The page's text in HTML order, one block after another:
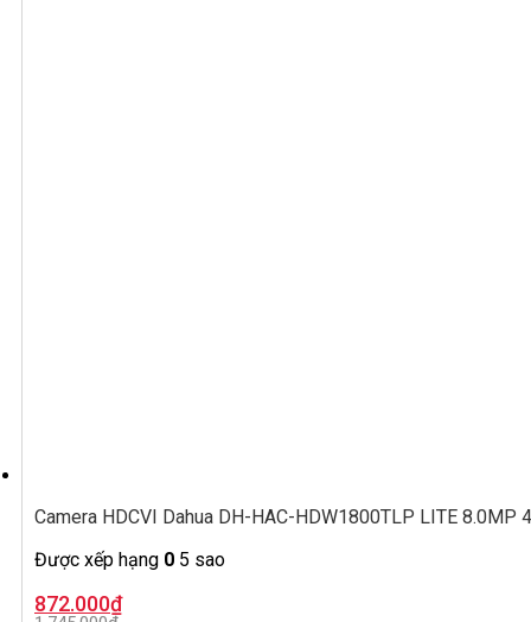
Camera HDCVI Dahua DH-HAC-HDW1800TLP LITE 8.0MP
Được xếp hạng 0 5 sao
Giá
872.000₫
Giá